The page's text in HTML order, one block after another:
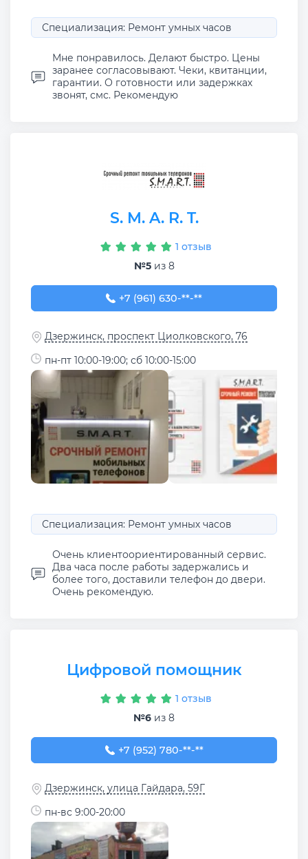
Специализация: Ремонт умных часов
Мне понравилось. Делают быстро. Цены
заранее согласовывают. Чеки, квитанции,
гарантии. О готовности или задержках
звонят, смс. Рекомендую
S. M. A. R. T.
1 отзыв
№5из 8
+7 (961) 630-96-61
+7 (961) 630-**-**
Дзержинск, проспект Циолковского, 76
пн-пт 10:00-19:00; сб 10:00-15:00
Специализация: Ремонт умных часов
Очень клиентоориентированный сервис.
Два часа после работы задержались и
более того, доставили телефон до двери.
Очень рекомендую.
Цифровой помощник
1 отзыв
№6 из 8
+7 (952) 780-80-31
+7 (952) 780-**-**
Дзержинск, улица Гайдара, 59Г
пн-вс 9:00-20:00